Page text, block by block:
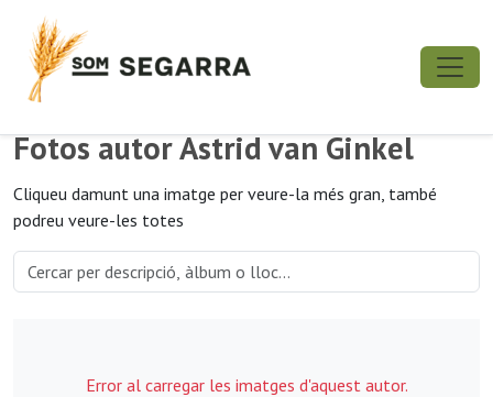
Fotos autor Astrid van Ginkel
Cliqueu damunt una imatge per veure-la més gran, també
podreu veure-les totes
Error al carregar les imatges d'aquest autor.